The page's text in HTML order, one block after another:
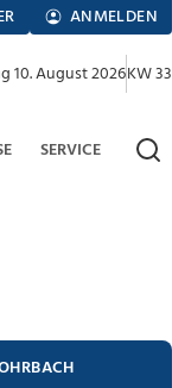
ANMELDEN
10. August 2026KW 33
SERVICE